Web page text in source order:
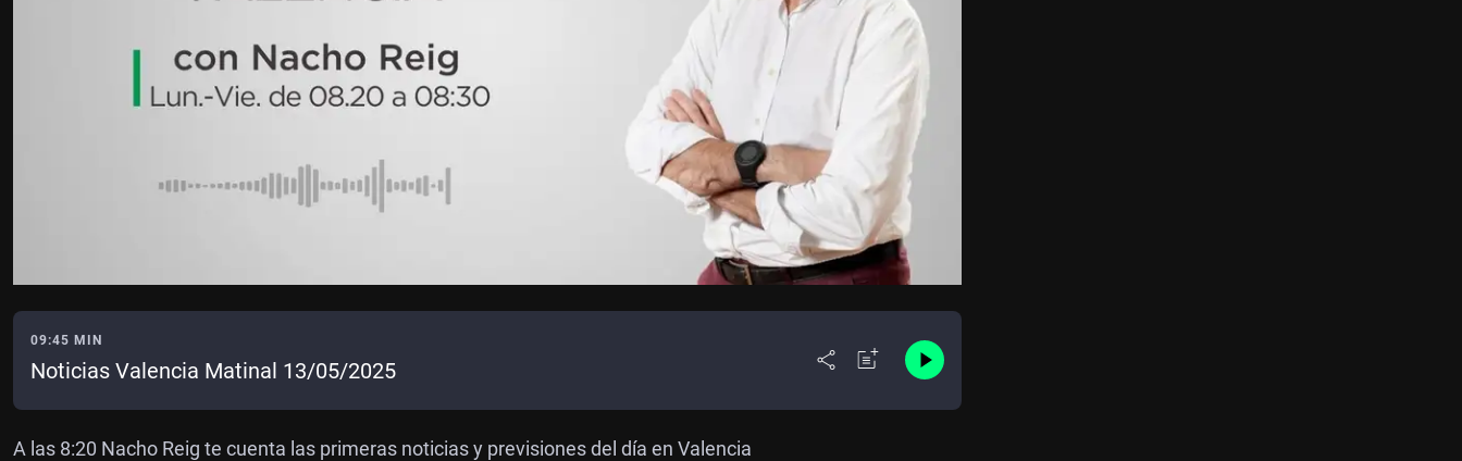
09:45 MIN
Noticias Valencia Matinal 13/05/2025
A las 8:20 Nacho Reig te cuenta las primeras noticias y previsiones del día en Valencia